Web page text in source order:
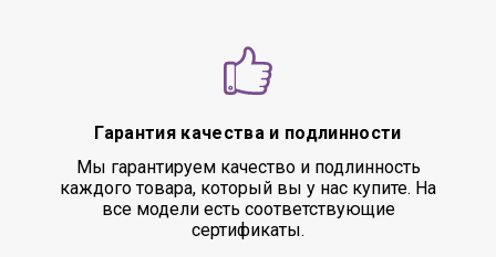
Гарантия качества и подлинности
Мы гарантируем качество и подлинность
каждого товара, который вы у нас купите. На
все модели есть соответствующие
сертификаты.